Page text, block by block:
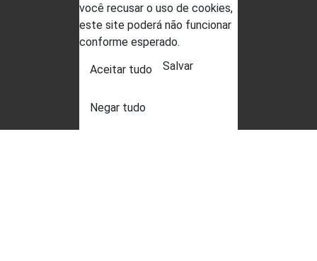
você recusar o uso de cookies,
este site poderá não funcionar
conforme esperado.
Aceitar tudo
Negar tudo
Salvar